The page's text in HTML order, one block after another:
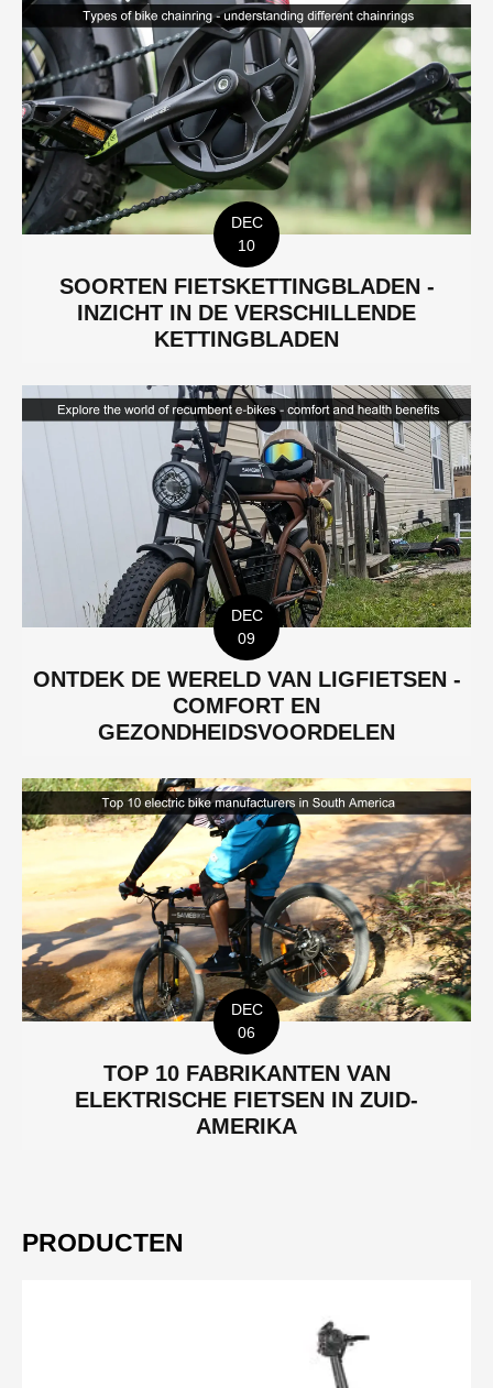
DEC
10
SOORTEN FIETSKETTINGBLADEN -
INZICHT IN DE VERSCHILLENDE
KETTINGBLADEN
DEC
09
ONTDEK DE WERELD VAN LIGFIETSEN -
COMFORT EN
GEZONDHEIDSVOORDELEN
DEC
06
TOP 10 FABRIKANTEN VAN
ELEKTRISCHE FIETSEN IN ZUID-
AMERIKA
PRODUCTEN